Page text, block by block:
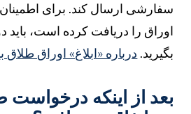
سفارشی ارسال کند. برای اطمینان از
اوراق را دریافت کرده است، باید
بگیرید. درباره «ابلاغ» اوراق طلاق
بعد از اینکه درخواست